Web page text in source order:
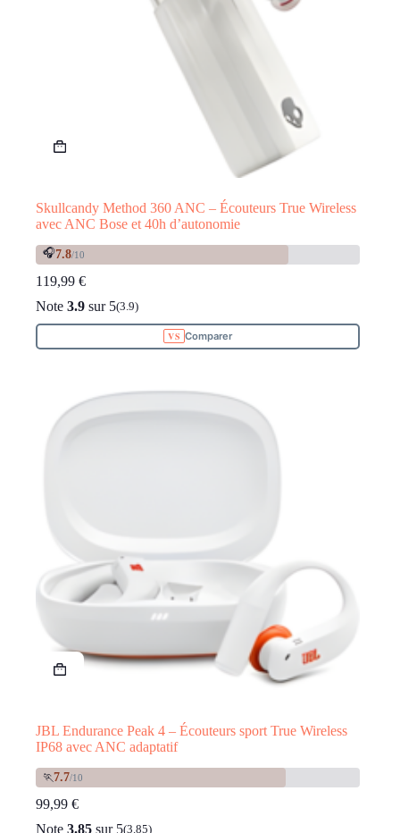
Skullcandy Method 360 ANC – Écouteurs True Wireless
avec ANC Bose et 40h d’autonomie
🎧7.8/10
119,99 €
Note 3.9 sur 5(3.9)
Comparer
JBL Endurance Peak 4 – Écouteurs sport True Wireless
IP68 avec ANC adaptatif
🏃7.7/10
99,99 €
Note 3.85 sur 5(3.85)